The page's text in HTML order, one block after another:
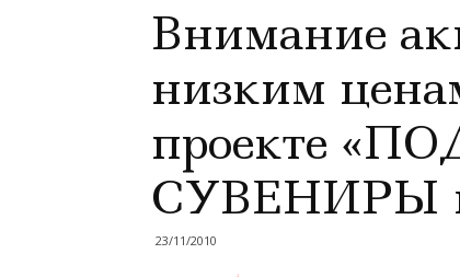
Внимание
низким
проекте
СУВЕНИРЫ
23/11/2010